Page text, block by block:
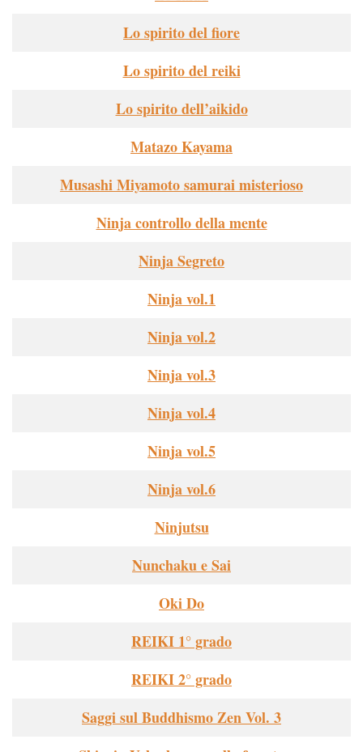
Lo spirito del fiore
Lo spirito del reiki
Lo spirito dell’aikido
Matazo Kayama
Musashi Miyamoto samurai misterioso
Ninja controllo della mente
Ninja Segreto
Ninja vol.1
Ninja vol.2
Ninja vol.3
Ninja vol.4
Ninja vol.5
Ninja vol.6
Ninjutsu
Nunchaku e Sai
Oki Do
REIKI 1° grado
REIKI 2° grado
Saggi sul Buddhismo Zen Vol. 3